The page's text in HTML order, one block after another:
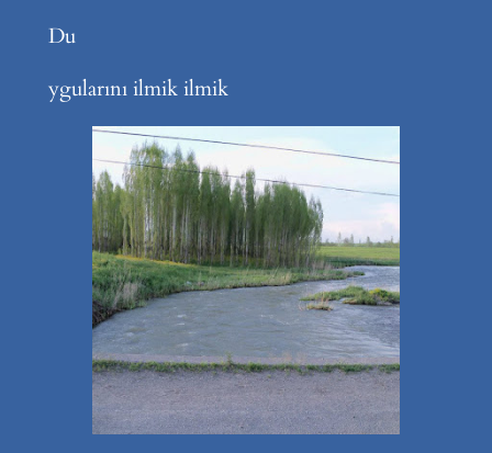
Du
ygularını ilmik ilmik